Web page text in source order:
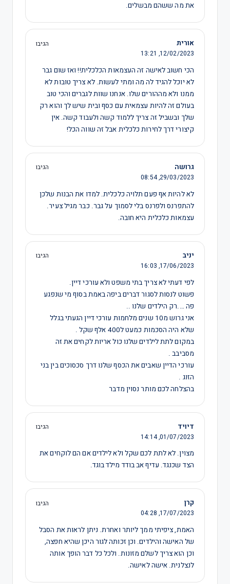
את מה ששהם מבשלים.
‫אורית
הגיבו
12/02/2023,
13:21
הכי חשוב לאישה זה העצמאות הכלכלית!! ואז שום גבר
לא יוכל להגיד לה מה ומתי לעשות. לא צריך טובות לא
ממנו ולא מההורים שלו. אנחנו שוות לגברים והכי טוב
בעולם זה להיות עצמאית עם כסף ובית שיש לך והוא רק
שלך ובשביל זה צריך ללמוד קשה ולעבוד קשה. אין
קיצורי דרך לחירות כלכלית אבל זה שווה הכל!
גרושה
הגיבו
29/03/2023,
08:54
לא להיות אף פעם תלויה כלכלית. למדו את הבנות שלכן
להתפרנס ולפרנס בלי לסמוך על גבר. כבר מגיל צעיר.
עצמאות כלכלית היא חובה.
יניב
הגיבו
17/06/2023,
16:03
לפי דעתי לא צריך בתי משפט ולא עורכי דיין.
פשוט לנסות לסגור דברים ביפה באמת בסוף מי שנפגע
פה ….רק הילדים שלנו ..
אני גרוש מ10 שנים מלחמות עורכי דיין הגעתי בגלל
שלא היה הסכמות כמעט ל400 אלף שקל .
במקום לתת לילדים שלנו כול אריות לקחים את זה
מסביבב .
עורכי הדיין שאבים את הכסף שלנו דרך סכסוכים בין בני
הזוג .
בהצלחה לכם מותר נסוין מדבר
דיויד
הגיבו
01/07/2023,
14:14
מצוין. לא לתת לכם שקל ולא לילדים אם הם לוקחים את
הצד שכנגד. עדיף אב בודד מילד בוגד.
קרן
הגיבו
17/07/2023,
04:28
האמת, ציפיתי ממך ליותר ואחרת. ניתן לראות את הסבל
של האישה והילדים. וכן זכותה לגור היכן שהיא חפצה,
וכן הוא צריך לשלם מזונות. ולכל כל דבר הופך אותה
לנצלנית. אישה לאישה.